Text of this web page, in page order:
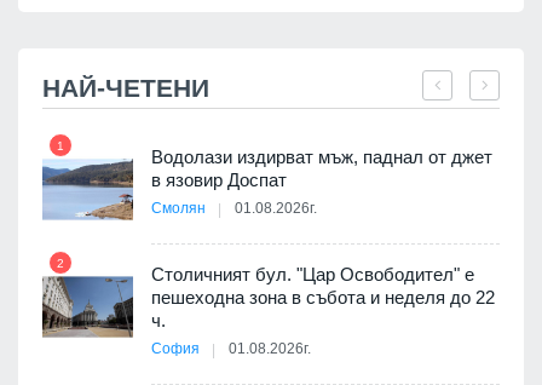
НАЙ-ЧЕТЕНИ
1
Водолази издирват мъж, паднал от джет
в язовир Доспат
Смолян 01.08.2026г.
2
Столичният бул. "Цар Освободител" е
пешеходна зона в събота и неделя до 22
ч.
София 01.08.2026г.